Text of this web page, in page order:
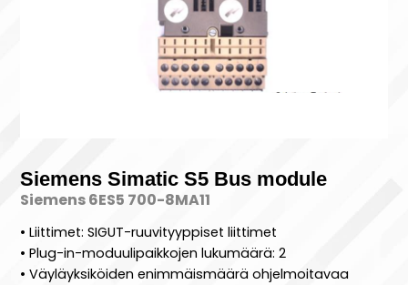
Siemens Simatic S5 Bus module
Siemens 6ES5 700-8MA11
• Liittimet: SIGUT-ruuvityyppiset liittimet
• Plug-in-moduulipaikkojen lukumäärä: 2
• Väyläyksiköiden enimmäismäärä ohjelmoitavaa